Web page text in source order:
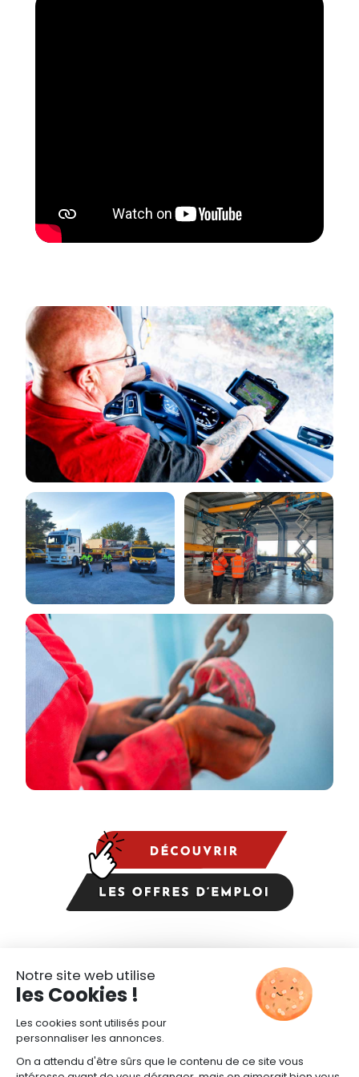
CANDIDATURE SPONTANÉE